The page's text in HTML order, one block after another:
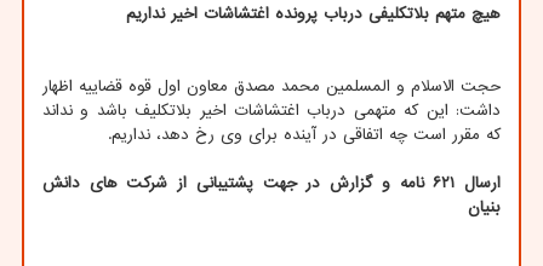
هیچ متهم بلاتکلیفی درباب پرونده اغتشاشات اخیر نداریم
حجت الاسلام و المسلمین محمد مصدق معاون اول قوه قضاییه اظهار
داشت: این که متهمی درباب اغتشاشات اخیر بلاتکلیف باشد و نداند
که مقرر است چه اتفاقی در آینده برای وی رخ دهد، نداریم.
ارسال ۶۲۱ نامه و گزارش در جهت پشتیبانی از شرکت های دانش
بنیان